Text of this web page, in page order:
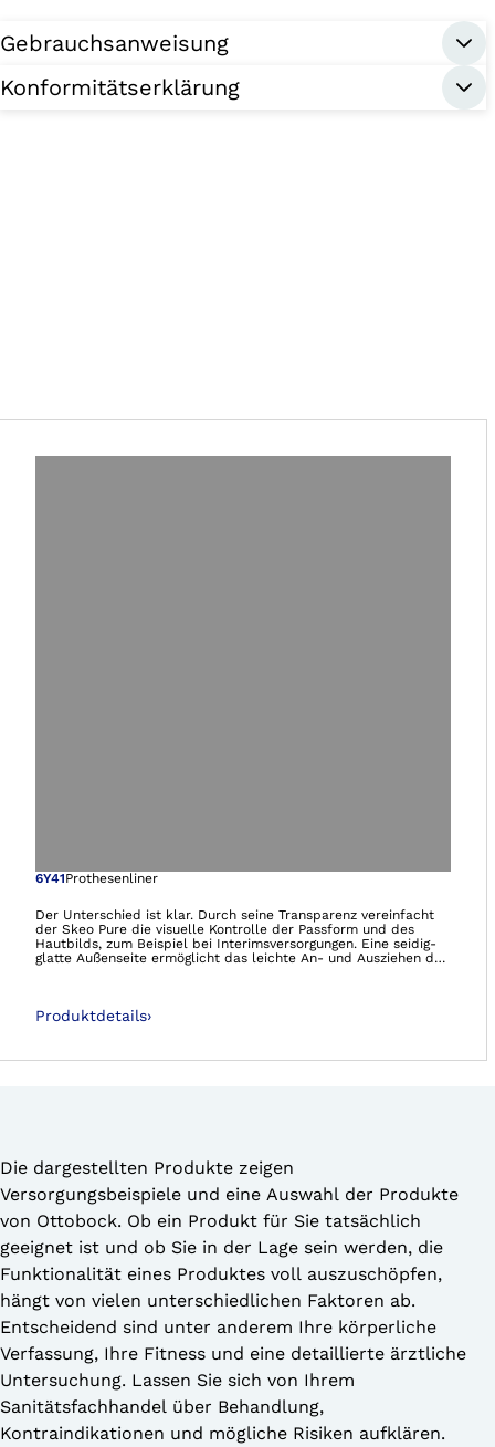
Gebrauchsanweisung
Konformitätserklärung
Öffnet das Bild
6Y41Prothesenliner
Der Unterschied ist klar. Durch seine Transparenz vereinfacht
der Skeo Pure die visuelle Kontrolle der Passform und des
Hautbilds, zum Beispiel bei Interimsversorgungen. Eine seidig-
glatte Außenseite ermöglicht das leichte An- und Ausziehen der
reinigen, haften gut und stabilisieren – ideal für Stümpfe mit
Produktdetails›
Die dargestellten Produkte zeigen
Versorgungsbeispiele und eine Auswahl der Produkte
von Ottobock. Ob ein Produkt für Sie tatsächlich
geeignet ist und ob Sie in der Lage sein werden, die
Funktionalität eines Produktes voll auszuschöpfen,
hängt von vielen unterschiedlichen Faktoren ab.
Entscheidend sind unter anderem Ihre körperliche
Verfassung, Ihre Fitness und eine detaillierte ärztliche
Untersuchung. Lassen Sie sich von Ihrem
Sanitätsfachhandel über Behandlung,
Kontraindikationen und mögliche Risiken aufklären.